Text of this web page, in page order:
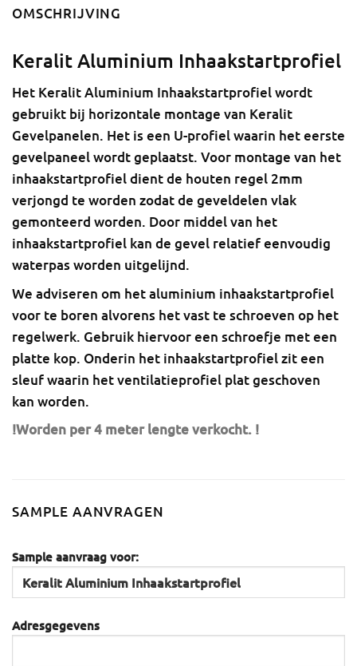
OMSCHRIJVING
Keralit Aluminium Inhaakstartprofiel
Het Keralit Aluminium Inhaakstartprofiel wordt
gebruikt bij horizontale montage van Keralit
Gevelpanelen. Het is een U-profiel waarin het eerste
gevelpaneel wordt geplaatst. Voor montage van het
inhaakstartprofiel dient de houten regel 2mm
verjongd te worden zodat de geveldelen vlak
gemonteerd worden. Door middel van het
inhaakstartprofiel kan de gevel relatief eenvoudig
waterpas worden uitgelijnd.
We adviseren om het aluminium inhaakstartprofiel
voor te boren alvorens het vast te schroeven op het
regelwerk. Gebruik hiervoor een schroefje met een
platte kop. Onderin het inhaakstartprofiel zit een
sleuf waarin het ventilatieprofiel plat geschoven
kan worden.
!Worden per 4 meter lengte verkocht. !
SAMPLE AANVRAGEN
Sample aanvraag voor:
Adresgegevens